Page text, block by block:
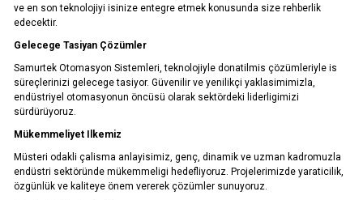
ve en son teknolojiyi isinize entegre etmek konusunda size rehberlik
edecektir.
Gelecege Tasiyan Çözümler
Samurtek Otomasyon Sistemleri, teknolojiyle donatilmis çözümleriyle is
süreçlerinizi gelecege tasiyor. Güvenilir ve yenilikçi yaklasimimizla,
endüstriyel otomasyonun öncüsü olarak sektördeki liderligimizi
sürdürüyoruz.
Mükemmeliyet Ilkemiz
Müsteri odakli çalisma anlayisimiz, genç, dinamik ve uzman kadromuzla
endüstri sektöründe mükemmeligi hedefliyoruz. Projelerimizde yaraticilik,
özgünlük ve kaliteye önem vererek çözümler sunuyoruz.